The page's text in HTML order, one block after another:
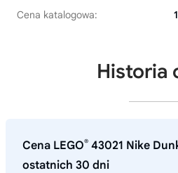
Cena katalogowa:
Historia
Cena LEGO® 43021 Nike
ostatnich 30 dni